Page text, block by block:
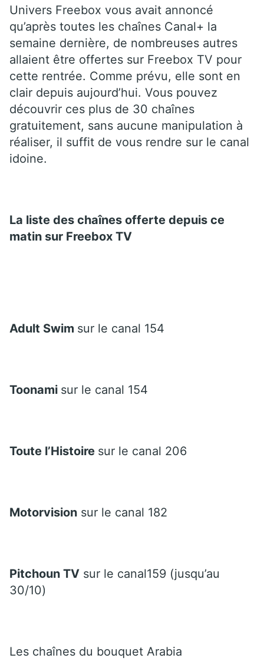
Univers Freebox vous avait annoncé
qu’après toutes les chaînes Canal+ la
semaine dernière, de nombreuses autres
allaient être offertes sur Freebox TV pour
cette rentrée. Comme prévu, elle sont en
clair depuis aujourd’hui. Vous pouvez
découvrir ces plus de 30 chaînes
gratuitement, sans aucune manipulation à
réaliser, il suffit de vous rendre sur le canal
idoine.
La liste des chaînes offerte depuis ce
matin sur Freebox TV
Adult Swim sur le canal 154
Toonami sur le canal 154
Toute l’Histoire sur le canal 206
Motorvision sur le canal 182
Pitchoun TV sur le canal159 (jusqu’au
30/10)
Les chaînes du bouquet Arabia